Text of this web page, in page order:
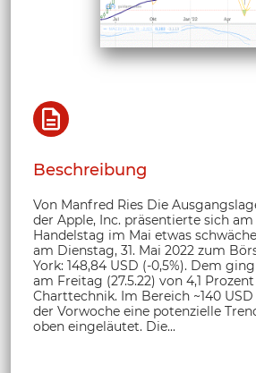
Beschreibung
Von Manfred Ries Die
der Apple, Inc. präsentierte sich
Handelstag im Mai etwas
am Dienstag, 31. Mai 2022 zum
York: 148,84 USD (-0,5%). Dem
am Freitag (27.5.22) von 4,1
Charttechnik. Im Bereich ~140
der Vorwoche eine potenzielle
oben eingeläutet. Die...